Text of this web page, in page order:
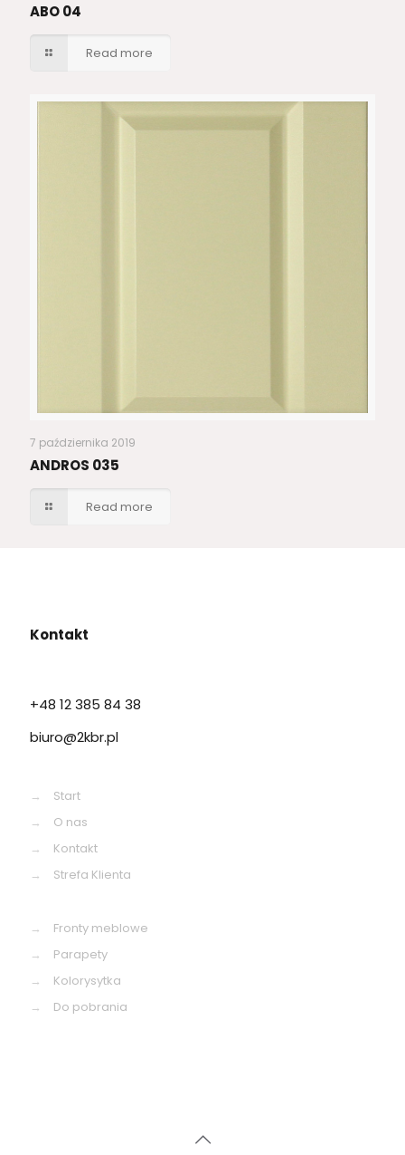
ABO 04
Read more
7 października 2019
ANDROS 035
Read more
Kontakt
+48 12 385 84 38
biuro@2kbr.pl
→
Start
→
O nas
→
Kontakt
→
Strefa Klienta
→
Fronty meblowe
→
Parapety
→
Kolorysytka
→
Do pobrania